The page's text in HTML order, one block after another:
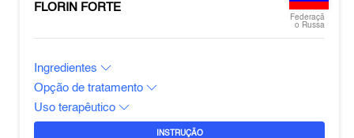
FLORIN FORTE
Federaçã
o Russa
Ingredientes
Opção de tratamento
Uso terapêutico
INSTRUÇÃO